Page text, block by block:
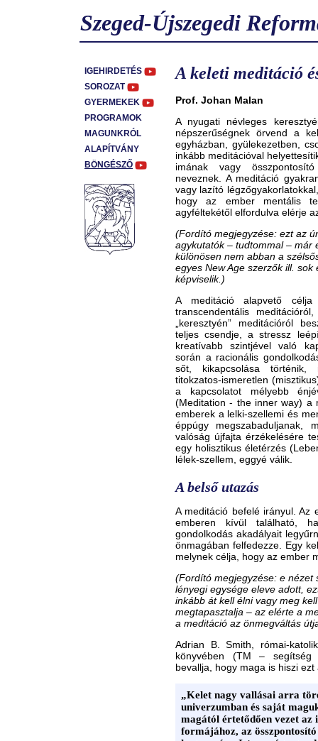
Szeged-Újszegedi
IGEHIRDETÉS
SOROZAT
GYERMEKEK
PROGRAMOK
MAGUNKRÓL
ALAPÍTVÁNY
BÖNGÉSZŐ
A keleti meditáció
Prof. Johan Malan
A nyugati névleges
népszerűségnek örvend a
egyházban, gyülekezetben,
inkább meditációval
imának vagy
neveznek. A meditáció
vagy lazító
hogy az ember mentális
agyféltekétől elfordulva elérje
(Fordító megjegyzése: ezt az
agykutatók – tudtommal – már
különösen nem abban a
egyes New Age szerzők ill.
képviselik.)
A meditáció alapvető
transcendentális
„keresztyén” meditációról
teljes csendje, a stressz
kreatívabb szintjével való
során a racionális
sőt, kikapcsolása
titokzatos-ismeretlen
a kapcsolatot mélyebb
(Meditation - the inner way) a
emberek a lelki-szellemi és
éppúgy megszabaduljanak,
valóság újfajta érzékelésére
egy holisztikus életérzés
lélek-szellem, eggyé válik.
A belső utazás
A meditáció befelé irányul. Az
emberen kívül található,
gondolkodás akadályait
önmagában felfedezze. Egy
melynek célja, hogy az ember
(Fordító megjegyzése: e nézet
lényegi egysége eleve adott,
inkább át kell élni vagy meg
megtapasztalja – az elérte a
a meditáció az önmegváltás
Adrian B. Smith, római-
könyvében (TM – segítség
bevallja, hogy maga is hiszi
„Kelet nagy vallásai arra
univerzumban és saját
magától értetődően vezet az
formájához, az